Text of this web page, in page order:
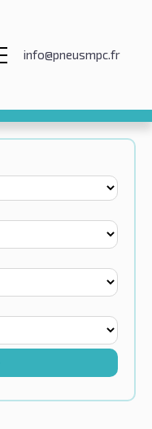
info@pneusmpc.fr